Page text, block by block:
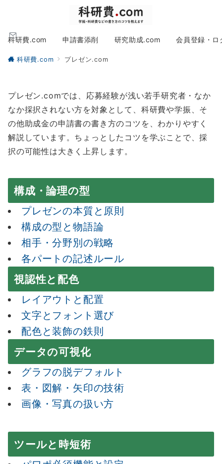
科研費.com 申請書添削 研究助成.com 会員登録・ロ
科研費.com プレゼン.com
プレゼン.comでは、応募経験が浅い若手研究者・なか
なか採択されない方を対象として、科研費や学振、そ
の他助成金の申請書の書き方のコツを、わかりやすく
解説しています。ちょっとしたコツを学ぶことで、採
択の可能性は大きく上昇します。
構成・論理の型
プレゼンの本質と原則
構成の型と物語論
相手・分野別の戦略
各パートの記述ルール
視認性と配色
レイアウトと配置
文字とフォント選び
配色と装飾の鉄則
データの可視化
グラフの脱デフォルト
表・図解・矢印の技術
画像・写真の扱い方
ツールと時短術